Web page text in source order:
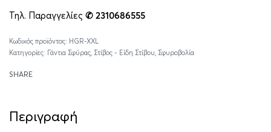
Τηλ. Παραγγελίες ✆ 2310686555
HGR-XXL
Κατηγορίες: Γάντια Σφύρας Στίβος - Είδη Στίβου Σφυροβολία
SHARE
Περιγραφή